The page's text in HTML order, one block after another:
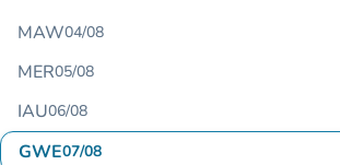
MAW04/08
MER05/08
IAU06/08
GWE07/08